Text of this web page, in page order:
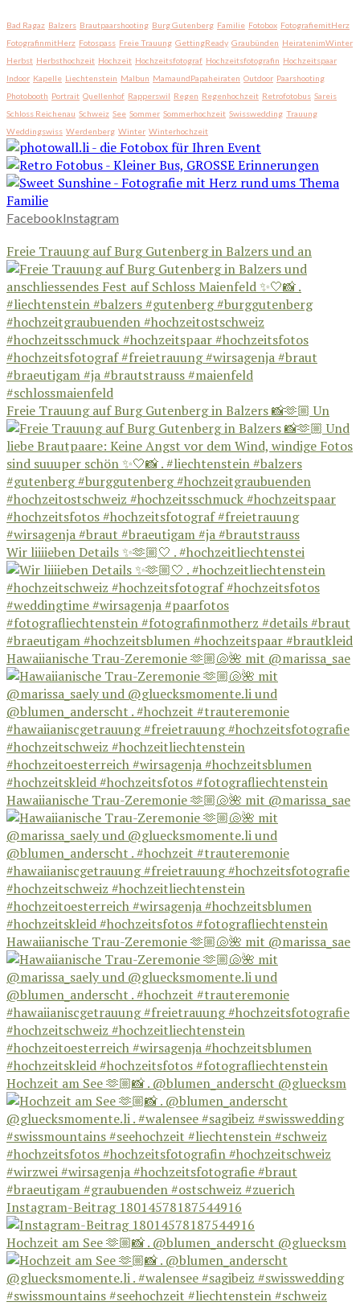
Bad Ragaz Balzers Brautpaarshooting Burg Gutenberg Familie Fotobox FotografiemitHerz
FotografinmitHerz Fotospass Freie Trauung GettingReady Graubünden HeiratenimWinter
Herbst Herbsthochzeit Hochzeit Hochzeitsfotograf Hochzeitsfotografin Hochzeitspaar
Indoor Kapelle Liechtenstein Malbun MamaundPapaheiraten Outdoor Paarshooting
Photobooth Portrait Quellenhof Rapperswil Regen Regenhochzeit Retrofotobus Sareis
Schloss Reichenau Schweiz See Sommer Sommerhochzeit Swisswedding Trauung
Weddingswiss Werdenberg Winter Winterhochzeit
FacebookInstagram
Freie Trauung auf Burg Gutenberg in Balzers und an
Freie Trauung auf Burg Gutenberg in Balzers 📸🫶🏼 Un
Wir liiiieben Details ✨🫶🏼🤍 . #hochzeitliechtenstei
Hawaiianische Trau-Zeremonie 🫶🏼🐚🌺 mit @marissa_sae
Hawaiianische Trau-Zeremonie 🫶🏼🐚🌺 mit @marissa_sae
Hawaiianische Trau-Zeremonie 🫶🏼🐚🌺 mit @marissa_sae
Hochzeit am See 🫶🏼📸 . @blumen_anderscht @gluecksm
Instagram-Beitrag 18014578187544916
Hochzeit am See 🫶🏼📸 . @blumen_anderscht @gluecksm